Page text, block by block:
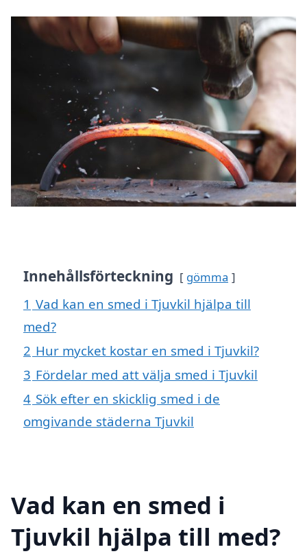
Innehållsförteckning gömma
1 Vad kan en smed i Tjuvkil hjälpa till
med?
2 Hur mycket kostar en smed i Tjuvkil?
3 Fördelar med att välja smed i Tjuvkil
4 Sök efter en skicklig smed i de
omgivande städerna Tjuvkil
Vad kan en smed i
Tjuvkil hjälpa till med?